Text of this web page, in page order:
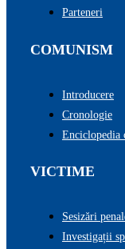
Parteneri
COMUNISM
Introducere
Cronologie
Enciclopedia
VICTIME
Sesizări
Investigații